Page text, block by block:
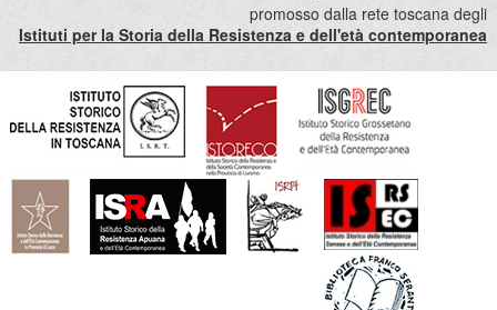
promosso dalla rete toscana degli
Istituti per la Storia della Resistenza e dell'età contemporanea